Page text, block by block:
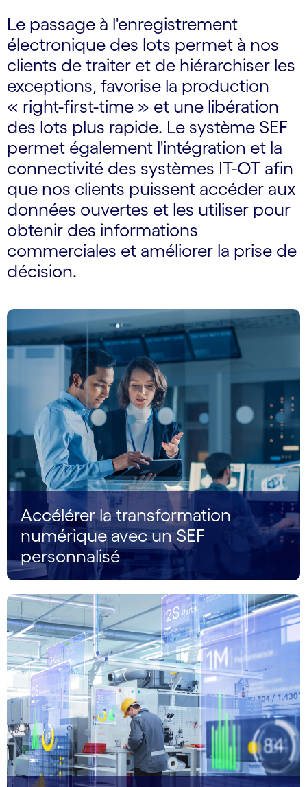
Le passage à l'enregistrement
électronique des lots permet à nos
clients de traiter et de hiérarchiser les
exceptions, favorise la production
« right-first-time » et une libération
des lots plus rapide. Le système SEF
permet également l'intégration et la
connectivité des systèmes IT-OT afin
que nos clients puissent accéder aux
données ouvertes et les utiliser pour
obtenir des informations
commerciales et améliorer la prise de
décision.
Accélérer la transformation
numérique avec un SEF
personnalisé